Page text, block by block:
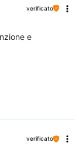
verificato
e
verificato